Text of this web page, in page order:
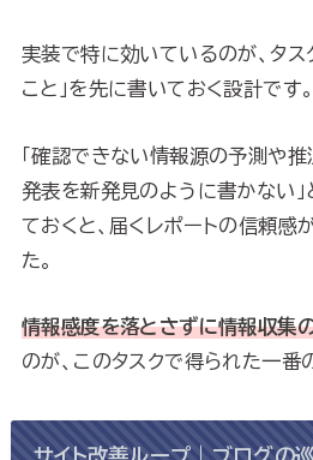
実装で特に効いているのが、タス
こと」を先に書いておく設計です。
「確認できない情報源の予測や推
発表を新発見のように書かない
ておくと、届くレポートの信頼感
た。
情報感度を落とさずに情報収集
のが、このタスクで得られた一番
サイト改善ループ｜ブログの